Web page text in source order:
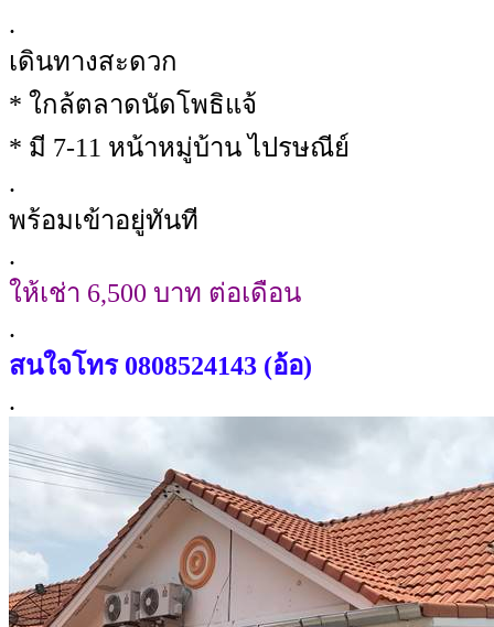
.
เดินทางสะดวก
* ใกล้ตลาดนัดโพธิแจ้
* มี 7-11 หน้าหมู่บ้าน ไปรษณีย์
.
พร้อมเข้าอยู่ทันที
.
ให้เช่า 6,500 บาท ต่อเดือน
.
สนใจโทร 0808524143 (อ้อ)
.